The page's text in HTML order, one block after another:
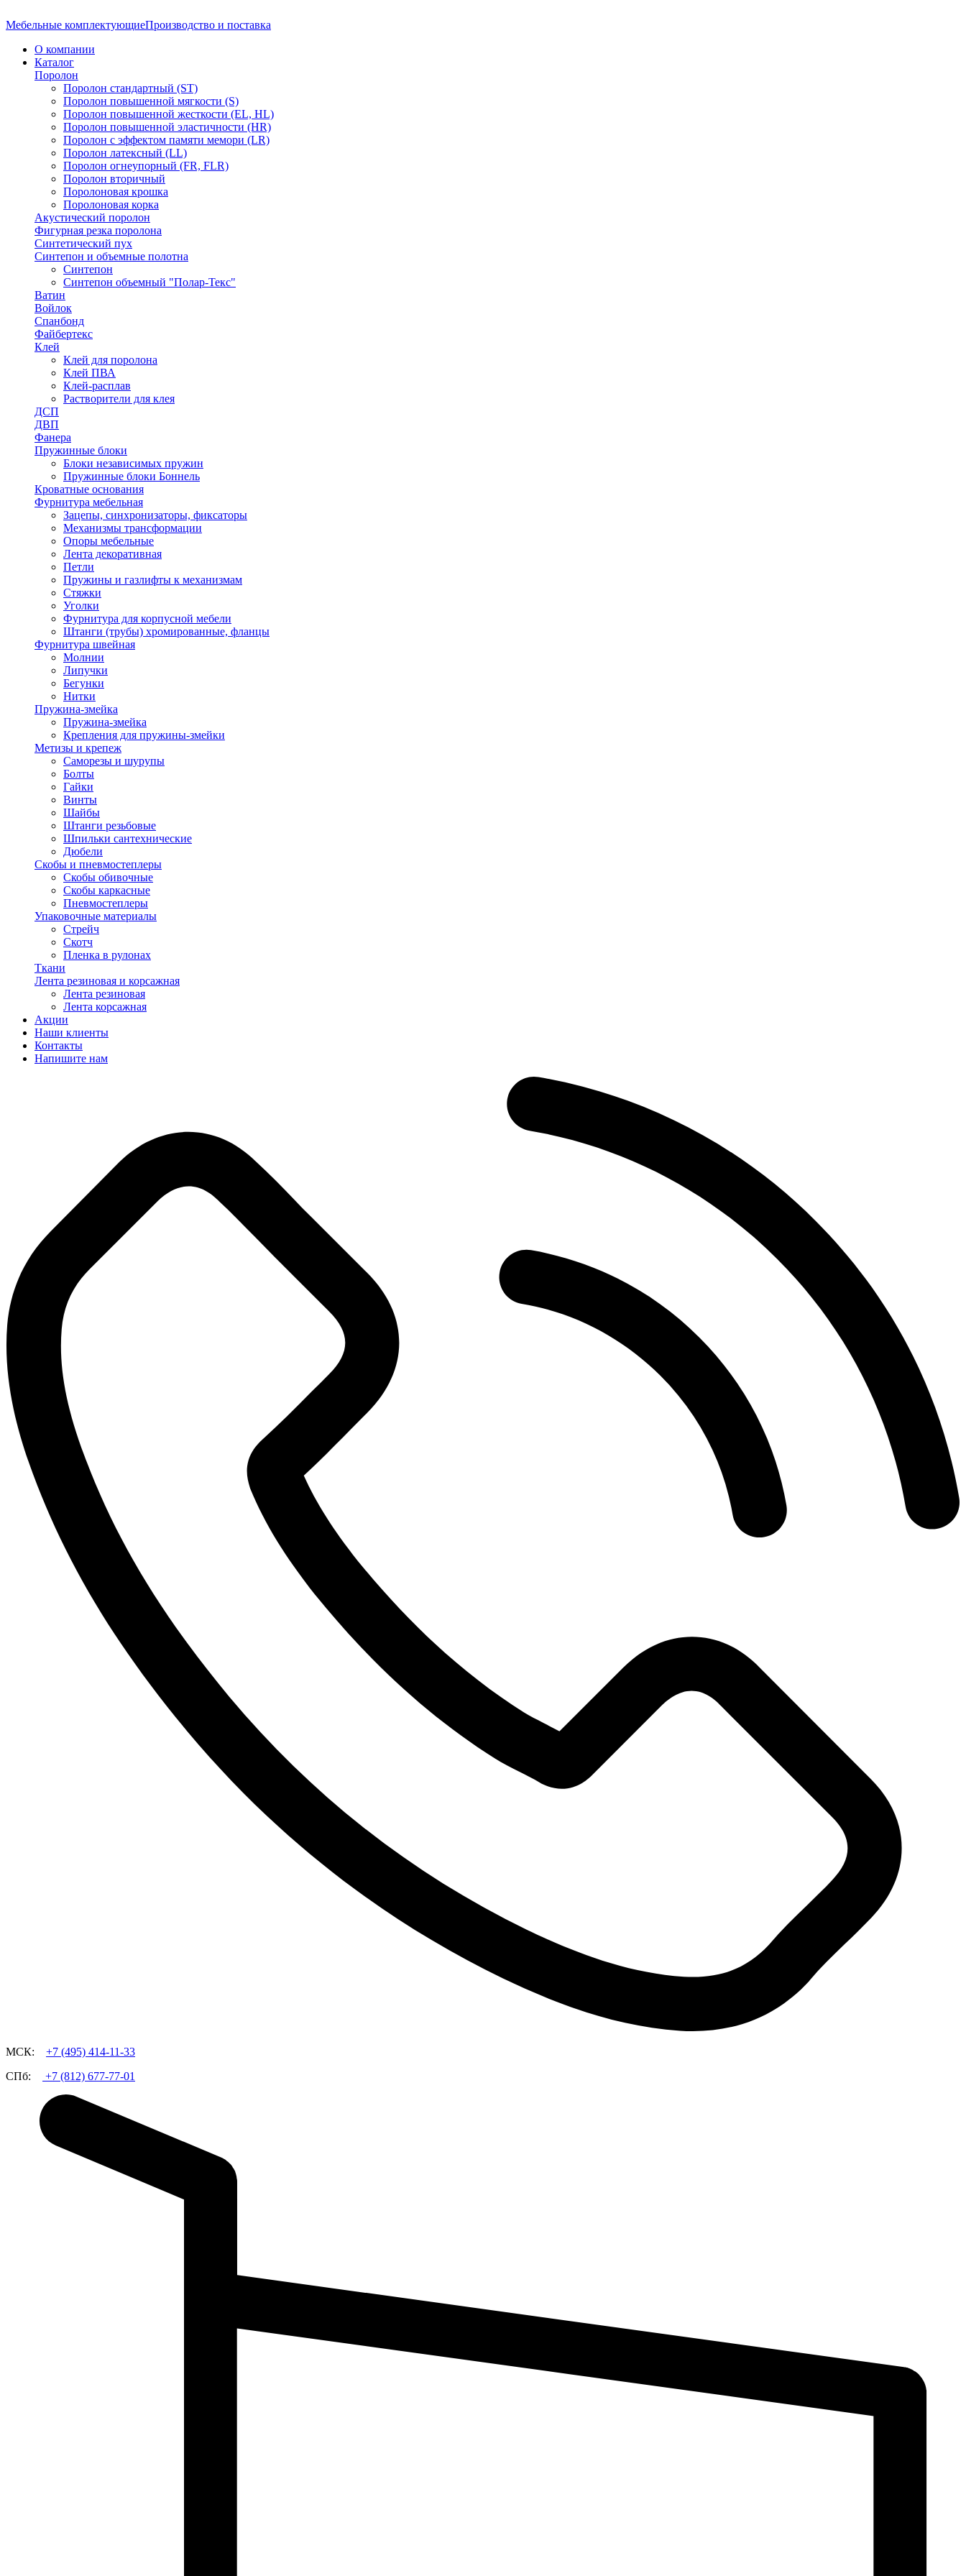
Мебельные комплектующиеПроизводство и поставка
О компании
Каталог
Поролон
Поролон стандартный (ST)
Поролон повышенной мягкости (S)
Поролон повышенной жесткости (EL, HL)
Поролон повышенной эластичности (HR)
Поролон с эффектом памяти мемори (LR)
Поролон латексный (LL)
Поролон огнеупорный (FR, FLR)
Поролон вторичный
Поролоновая крошка
Поролоновая корка
Акустический поролон
Фигурная резка поролона
Синтетический пух
Синтепон и объемные полотна
Синтепон
Синтепон объемный "Полар-Текс"
Ватин
Войлок
Спанбонд
Файбертекс
Клей
Клей для поролона
Клей ПВА
Клей-расплав
Растворители для клея
ДСП
ДВП
Фанера
Пружинные блоки
Блоки независимых пружин
Пружинные блоки Боннель
Кроватные основания
Фурнитура мебельная
Зацепы, синхронизаторы, фиксаторы
Механизмы трансформации
Опоры мебельные
Лента декоративная
Петли
Пружины и газлифты к механизмам
Стяжки
Уголки
Фурнитура для корпусной мебели
Штанги (трубы) хромированные, фланцы
Фурнитура швейная
Молнии
Липучки
Бегунки
Нитки
Пружина-змейка
Пружина-змейка
Крепления для пружины-змейки
Метизы и крепеж
Саморезы и шурупы
Болты
Гайки
Винты
Шайбы
Штанги резьбовые
Шпильки сантехнические
Дюбели
Скобы и пневмостеплеры
Скобы обивочные
Скобы каркасные
Пневмостеплеры
Упаковочные материалы
Стрейч
Скотч
Пленка в рулонах
Ткани
Лента резиновая и корсажная
Лента резиновая
Лента корсажная
Акции
Наши клиенты
Контакты
Напишите нам
МСК: +7 (495) 414-11-33
СПб:
+7 (812) 677-77-01